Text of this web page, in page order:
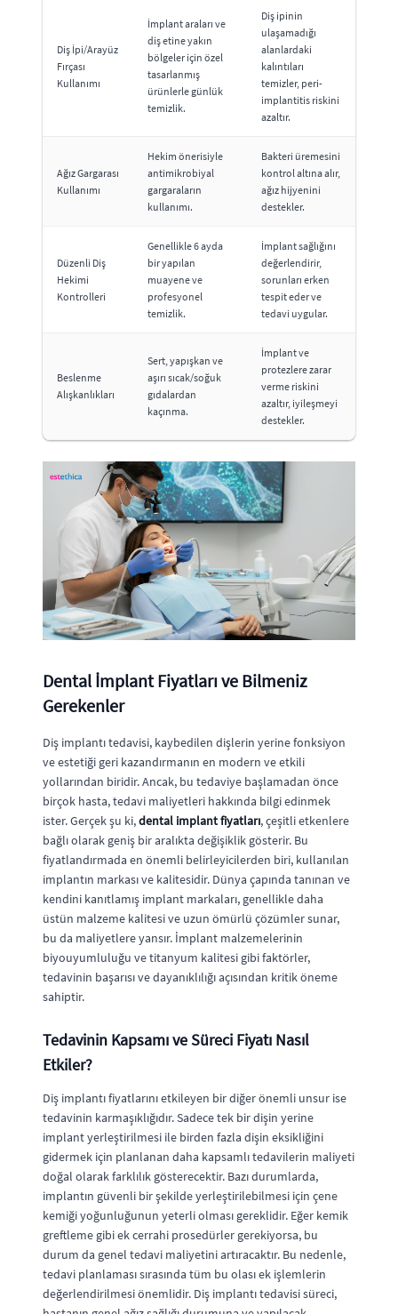
Diş İpi/Arayüz
Fırçası
Kullanımı
İmplant araları ve
diş etine yakın
bölgeler için özel
tasarlanmış
ürünlerle günlük
temizlik.
Diş ipinin
ulaşamadığı
alanlardaki
kalıntıları
temizler, peri-
implantitis riskini
azaltır.
Ağız Gargarası
Kullanımı
Hekim önerisiyle
antimikrobiyal
gargaraların
kullanımı.
Bakteri üremesini
kontrol altına alır,
ağız hijyenini
destekler.
Düzenli Diş
Hekimi
Kontrolleri
Genellikle 6 ayda
bir yapılan
muayene ve
profesyonel
temizlik.
İmplant sağlığını
değerlendirir,
sorunları erken
tespit eder ve
tedavi uygular.
Beslenme
Alışkanlıkları
Sert, yapışkan ve
aşırı sıcak/soğuk
gıdalardan
kaçınma.
İmplant ve
protezlere zarar
verme riskini
azaltır, iyileşmeyi
destekler.
Dental İmplant Fiyatları ve Bilmeniz
Gerekenler
Diş implantı tedavisi, kaybedilen dişlerin yerine fonksiyon
ve estetiği geri kazandırmanın en modern ve etkili
yollarından biridir. Ancak, bu tedaviye başlamadan önce
birçok hasta, tedavi maliyetleri hakkında bilgi edinmek
ister. Gerçek şu ki,dental implant fiyatları, çeşitli etkenlere
bağlı olarak geniş bir aralıkta değişiklik gösterir. Bu
fiyatlandırmada en önemli belirleyicilerden biri, kullanılan
implantın markası ve kalitesidir. Dünya çapında tanınan ve
kendini kanıtlamış implant markaları, genellikle daha
üstün malzeme kalitesi ve uzun ömürlü çözümler sunar,
bu da maliyetlere yansır. İmplant malzemelerinin
biyouyumluluğu ve titanyum kalitesi gibi faktörler,
tedavinin başarısı ve dayanıklılığı açısından kritik öneme
sahiptir.
Tedavinin Kapsamı ve Süreci Fiyatı Nasıl
Etkiler?
Diş implantı fiyatlarını etkileyen bir diğer önemli unsur ise
tedavinin karmaşıklığıdır. Sadece tek bir dişin yerine
implant yerleştirilmesi ile birden fazla dişin eksikliğini
gidermek için planlanan daha kapsamlı tedavilerin maliyeti
doğal olarak farklılık gösterecektir. Bazı durumlarda,
implantın güvenli bir şekilde yerleştirilebilmesi için çene
kemiği yoğunluğunun yeterli olması gereklidir. Eğer kemik
greftleme gibi ek cerrahi prosedürler gerekiyorsa, bu
durum da genel tedavi maliyetini artıracaktır. Bu nedenle,
tedavi planlaması sırasında tüm bu olası ek işlemlerin
değerlendirilmesi önemlidir. Diş implantı tedavisi süreci,